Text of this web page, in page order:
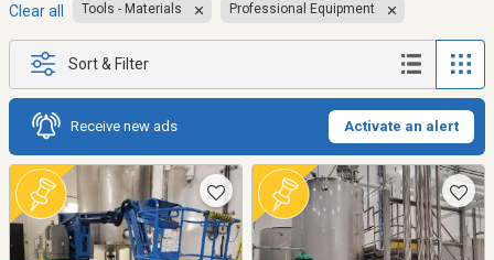
Clear all Tools - Materials Professional Equipment
Sort & Filter
Receive new ads Activate an alert